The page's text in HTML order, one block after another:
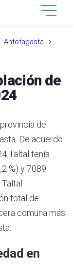
Antofagasta
de
de
De acuerdo
Taltal tenía
%) y 7089
total de
comuna más
en